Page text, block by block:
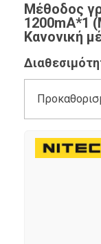
Μέθοδος
1200mA*1
Κανονική